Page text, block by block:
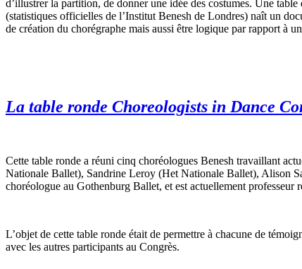
d’illustrer la partition, de donner une idée des costumes. Une table
(statistiques officielles de l’Institut Benesh de Londres) naît un
de création du chorégraphe mais aussi être logique par rapport à
La table ronde Choreologists in Dance
Cette table ronde a réuni cinq choréologues Benesh travaillant
Nationale Ballet), Sandrine Leroy (Het Nationale Ballet), Alison
choréologue au Gothenburg Ballet, et est actuellement professeur
L’objet de cette table ronde était de permettre à chacune de
avec les autres participants au Congrès.